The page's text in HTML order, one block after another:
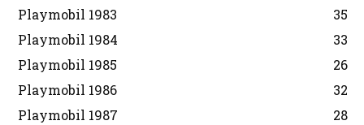
Playmobil 1983
35
Playmobil 1984
33
Playmobil 1985
26
Playmobil 1986
32
Playmobil 1987
28